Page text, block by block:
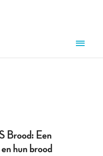
Een
hun brood